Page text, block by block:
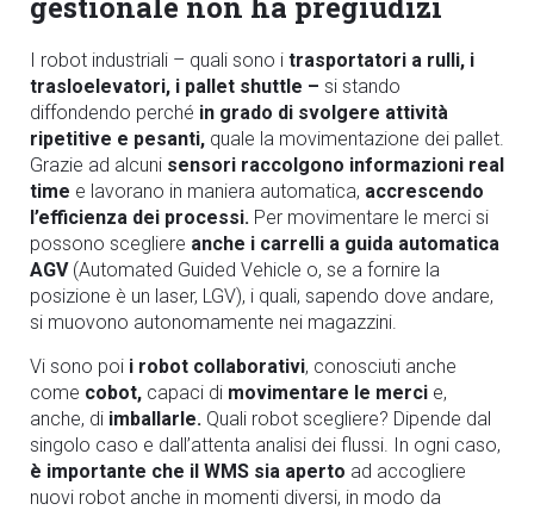
I robot industriali – quali sono i trasportatori a rulli, i
trasloelevatori, i pallet shuttle – si stando
diffondendo perché in grado di svolgere attività
ripetitive e pesanti, quale la movimentazione dei pallet.
Grazie ad alcuni sensori raccolgono informazioni real
time e lavorano in maniera automatica, accrescendo
l’efficienza dei processi. Per movimentare le merci si
possono scegliere anche i carrelli a guida automatica
AGV(Automated Guided Vehicle o, se a fornire la
posizione è un laser, LGV), i quali, sapendo dove andare,
si muovono autonomamente nei magazzini.
Vi sono poi i robot collaborativi, conosciuti anche
come cobot, capaci di movimentare le merci e,
anche, di imballarle. Quali robot scegliere? Dipende dal
singolo caso e dall’attenta analisi dei flussi. In ogni caso,
è importante che il WMS sia aperto ad accogliere
nuovi robot anche in momenti diversi, in modo da